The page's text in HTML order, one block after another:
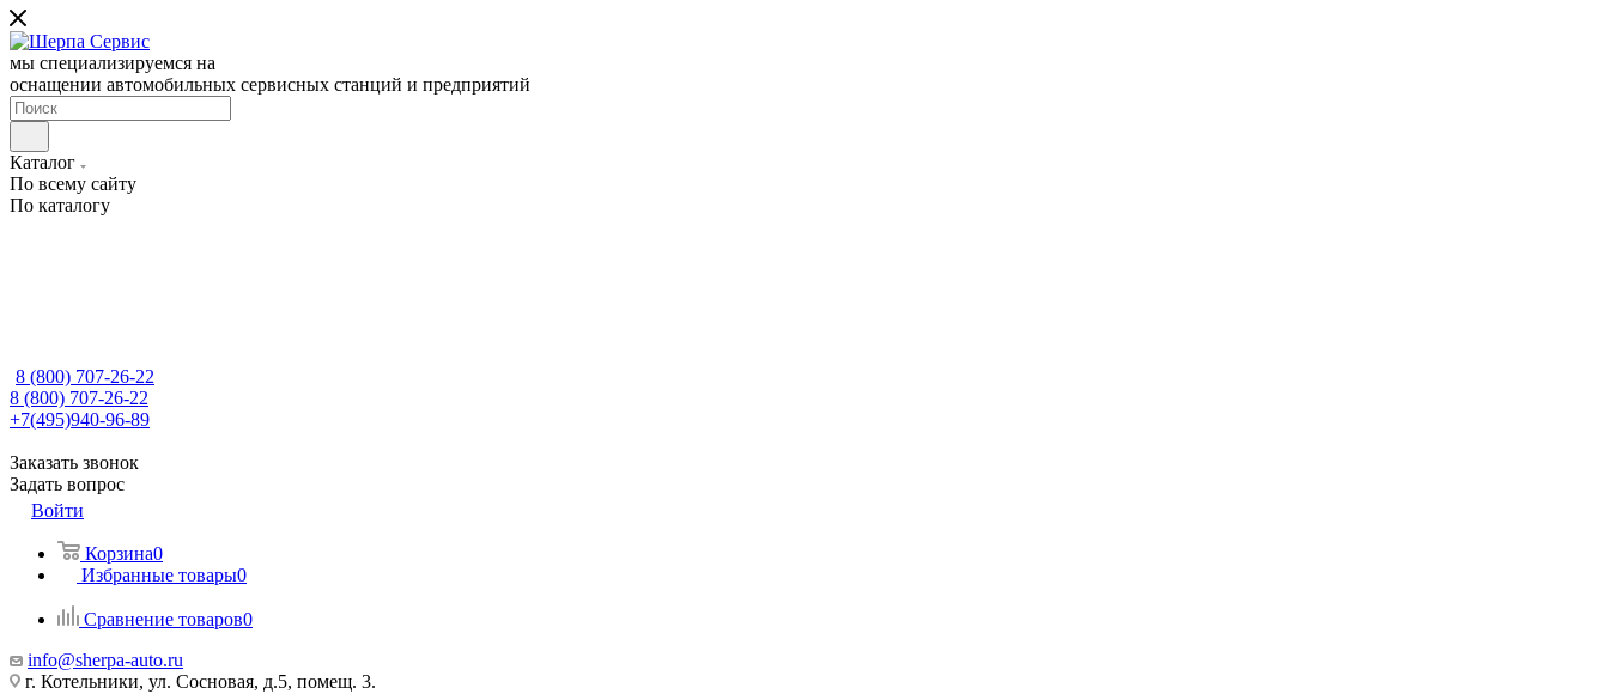
мы специализируемся на
оснащении автомобильных сервисных станций и предприятий
Каталог
По всему сайту
По каталогу
8 (800) 707-26-22
8 (800) 707-26-22
+7(495)940-96-89
Заказать звонок
Задать вопрос
Войти
Корзина0
Избранные товары0
Сравнение товаров0
info@sherpa-auto.ru
г. Котельники, ул. Сосновая, д.5, помещ. 3.